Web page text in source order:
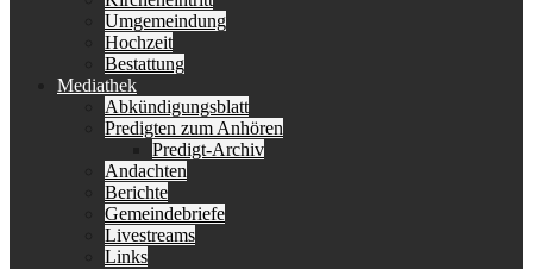
Umgemeindung
Hochzeit
Bestattung
Mediathek
Abkündigungsblatt
Predigten zum Anhören
Predigt-Archiv
Andachten
Berichte
Gemeindebriefe
Livestreams
Links